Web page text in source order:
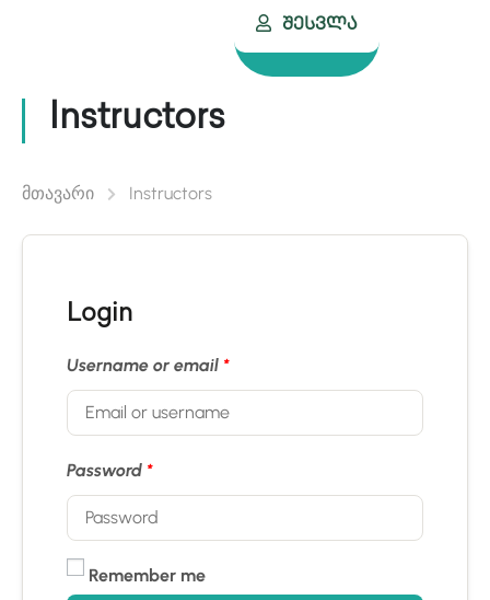
Შესვლა
Instructors
მთავარი Instructors
Login
Username or email *
Password *
Remember me